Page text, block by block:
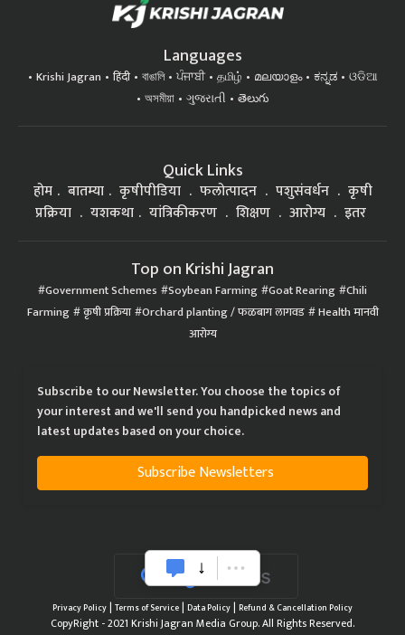
Languages
Krishi Jagran हिंदी বাঙালি ਪੰਜਾਬੀ தமிழ் മലയാളം ಕನ್ನಡ
ଓଡିଆ
অসমীয়া
ગુજરાતી తెలుగు
Quick Links
होम बातम्या कृषीपीडिया फलोत्पादन पशुसंवर्धन
कृषी
प्रक्रिया
यशकथा यांत्रिकीकरण शिक्षण आरोग्य इतर
Top on Krishi Jagran
Government Schemes Soybean Farming Goat Rearing Chili
Farming कृषी प्रक्रिया Orchard planting / फळबाग लागवड Health मानवी
आरोग्य
Subscribe to our Newsletter. You choose the topics of
your interest and we'll send you handpicked news and
latest updates based on your choice.
Subscribe Newsletters
Privacy Policy| Terms of Service| Data Policy| Refund & Cancellation Policy
CopyRight - 2021 Krishi Jagran Media Group. All Rights Reserved.